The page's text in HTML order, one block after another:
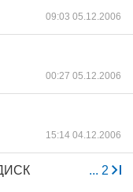
09:03 05.12.2006
00:27 05.12.2006
15:14 04.12.2006
... 2